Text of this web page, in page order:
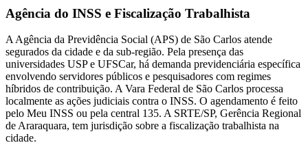
Agência do INSS e Fiscalização Trabalhista
A Agência da Previdência Social (APS) de São Carlos atende
segurados da cidade e da sub-região. Pela presença das
universidades USP e UFSCar, há demanda previdenciária específica
envolvendo servidores públicos e pesquisadores com regimes
híbridos de contribuição. A Vara Federal de São Carlos processa
localmente as ações judiciais contra o INSS. O agendamento é feito
pelo Meu INSS ou pela central 135. A SRTE/SP, Gerência Regional
de Araraquara, tem jurisdição sobre a fiscalização trabalhista na
cidade.